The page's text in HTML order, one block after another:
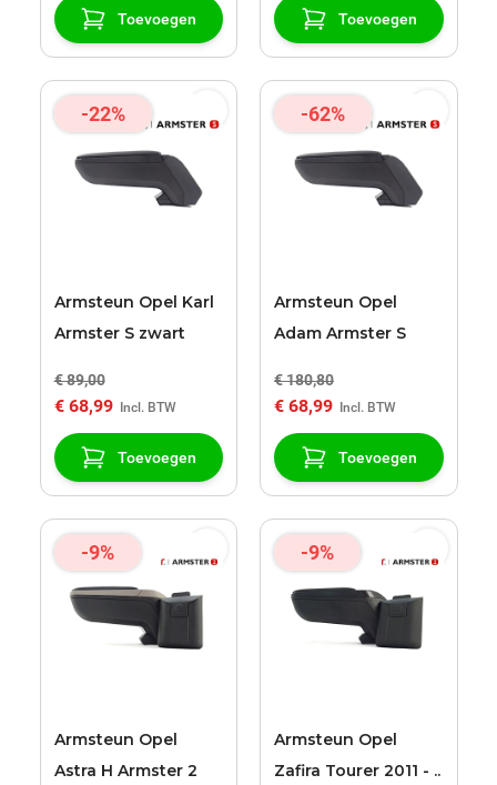
Toevoegen Toevoegen
-22%
Armsteun Opel Karl
Armster S zwart
€ 89,00
€ 68,99
Toevoegen
-62%
Armsteun Opel
Adam Armster S
€ 180,80
€ 68,99
Toevoegen
-9%
Armsteun Opel
Astra H Armster 2
-9%
Armsteun Opel
Zafira Tourer 2011 - ..